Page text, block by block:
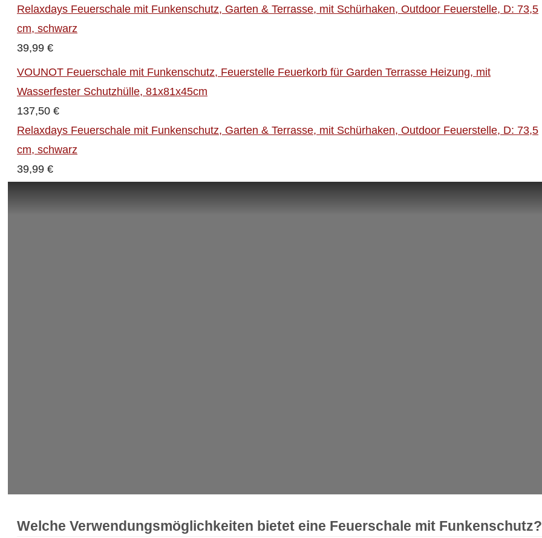
Relaxdays Feuerschale mit Funkenschutz, Garten & Terrasse, mit Schürhaken, Outdoor Feuerstelle, D: 73,5
cm, schwarz
39,99 €
VOUNOT Feuerschale mit Funkenschutz, Feuerstelle Feuerkorb für Garden Terrasse Heizung, mit
Wasserfester Schutzhülle, 81x81x45cm
137,50 €
Relaxdays Feuerschale mit Funkenschutz, Garten & Terrasse, mit Schürhaken, Outdoor Feuerstelle, D: 73,5
cm, schwarz
39,99 €
Welche Verwendungsmöglichkeiten bietet eine Feuerschale mit Funkenschutz?